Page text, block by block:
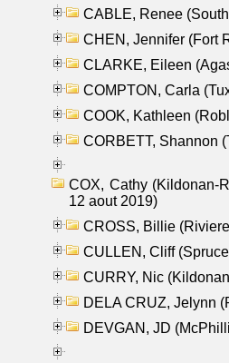
CABLE, Renee
CHEN, Jennifer (Fort
CLARKE, Eileen
COMPTON, Carla
COOK, Kathleen
CORBETT, Shannon
COX, Cathy (Kildonan-
12 aout 2019)
CROSS, Billie
CULLEN, Cliff
CURRY, Nic
DELA CRUZ, Jelynn
DEVGAN, JD